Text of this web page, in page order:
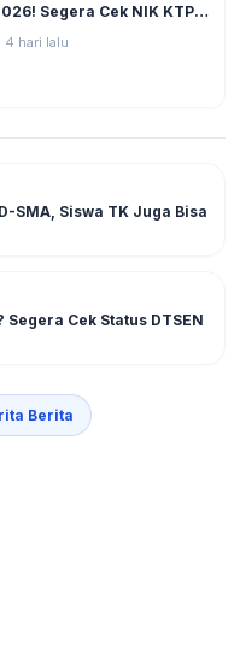
Segera Cek NIK KTP
4 hari lalu
SMA, Siswa TK Juga Bisa
Cek Status DTSEN
Berita